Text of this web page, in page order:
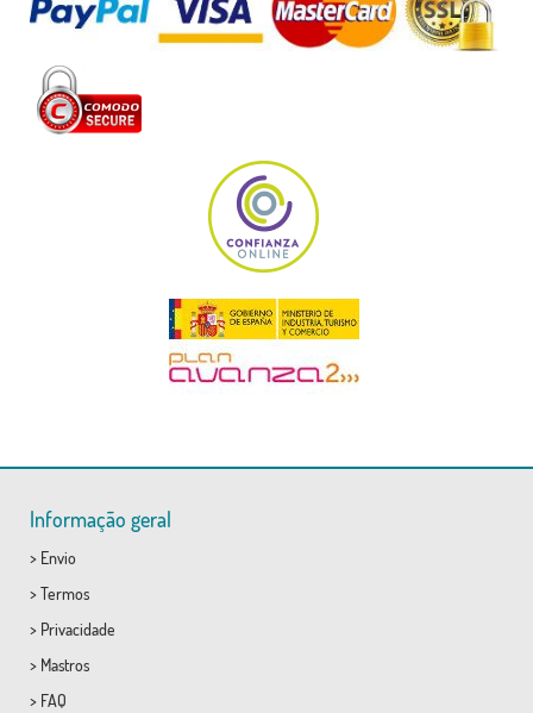
Informação geral
> Envio
> Termos
> Privacidade
> Mastros
> FAQ